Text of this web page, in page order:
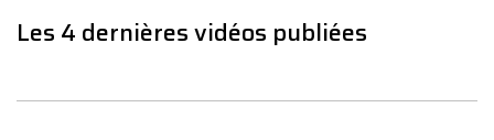
Les 4 dernières vidéos publiées